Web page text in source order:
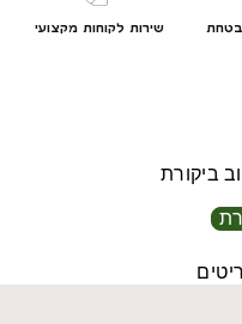
שירות לקוחות מקצועי
ביקורת